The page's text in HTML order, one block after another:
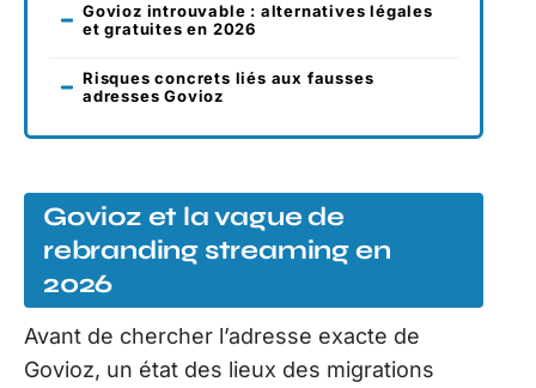
Govioz introuvable : alternatives légales
et gratuites en 2026
Risques concrets liés aux fausses
adresses Govioz
Govioz et la vague de
rebranding streaming en
2026
Avant de chercher l’adresse exacte de
Govioz, un état des lieux des migrations